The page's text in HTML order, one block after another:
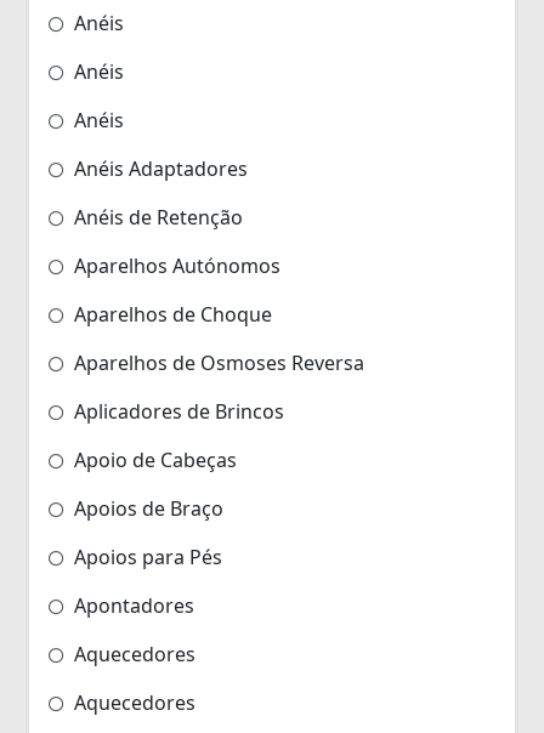
Anéis
Anéis
Anéis
Anéis Adaptadores
Anéis de Retenção
Aparelhos Autónomos
Aparelhos de Choque
Aparelhos de Osmoses Reversa
Aplicadores de Brincos
Apoio de Cabeças
Apoios de Braço
Apoios para Pés
Apontadores
Aquecedores
Aquecedores